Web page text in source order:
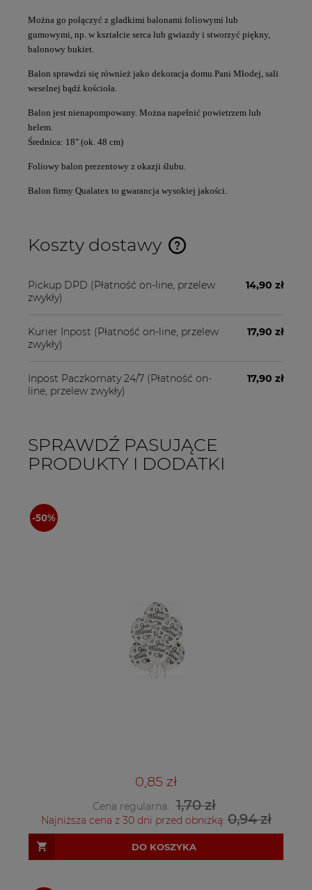
Można go połączyć z gładkimi balonami foliowymi lub
gumowymi, np. w kształcie serca lub gwiazdy i stworzyć piękny,
balonowy bukiet.
Balon sprawdzi się również jako dekoracja domu Pani Młodej, sali
weselnej bądź kościoła.
Balon jest nienapompowany. Można napełnić powietrzem lub
helem.
Średnica: 18" (ok. 48 cm)
Foliowy balon prezentowy z okazji ślubu.
Balon firmy Qualatex to gwarancja wysokiej jakości.
Koszty dostawy
Cena nie zawiera ewentualnych kosztów płatności
Pickup DPD (Płatność on-line, przelew
zwykły)
14,90 zł
Kurier Inpost (Płatność on-line, przelew
zwykły)
17,90 zł
Inpost Paczkomaty 24/7 (Płatność on-
line, przelew zwykły)
17,90 zł
SPRAWDŹ PASUJĄCE
PRODUKTY I DODATKI
0,85 zł
Cena regularna: 1,70 zł
Najniższa cena z 30 dni przed obniżką:0,94 zł
DO KOSZYKA